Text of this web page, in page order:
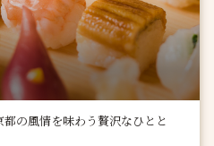
都の風情を味わう贅沢なひとと